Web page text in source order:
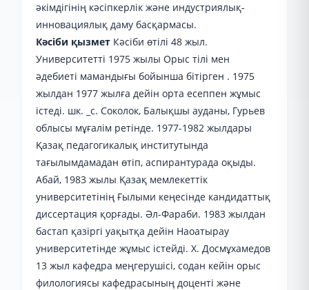
әкімдігінің кәсіпкерлік және индустриялық-
инновациялық даму басқармасы.
Кәсіби қызмет Кәсіби өтілі 48 жыл.
Университетті 1975 жылы Орыс тілі мен
әдебиеті мамандығы бойынша бітірген . 1975
жылдан 1977 жылға дейін орта есеппен жұмыс
істеді. шк. _с. Соколок, Балықшы ауданы, Гурьев
облысы мұғалім ретінде. 1977-1982 жылдары
Қазақ педагогикалық институтында
тағылымдамадан өтіп, аспирантурада оқыды.
Абай, 1983 жылы Қазақ мемлекеттік
университетінің Ғылыми кеңесінде кандидаттық
диссертация қорғады. Әл-Фараби. 1983 жылдан
бастап қазіргі уақытқа дейін Наоатырау
университетінде жұмыс істейді. Х. Досмұхамедов
13 жыл кафедра меңгерушісі, содан кейін орыс
филологиясы кафедрасының доценті және